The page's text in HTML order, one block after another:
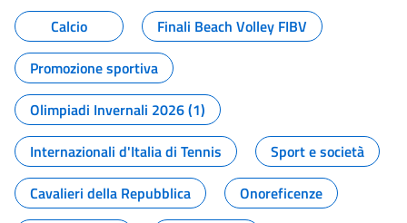
Calcio
Finali Beach Volley FIBV
Promozione sportiva
Olimpiadi Invernali 2026 (1)
Internazionali d'Italia di Tennis
Sport e società
Cavalieri della Repubblica
Onoreficenze